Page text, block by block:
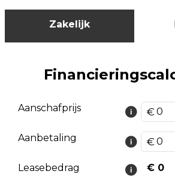
Zakelijk
Aanschafprijs
Aanbetaling
Leasebedrag € 0